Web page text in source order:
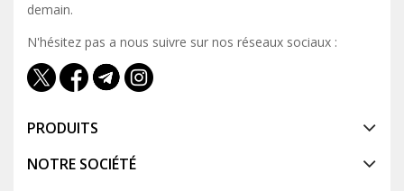
demain.
N'hésitez pas a nous suivre sur nos réseaux sociaux :
PRODUITS
NOTRE SOCIÉTÉ